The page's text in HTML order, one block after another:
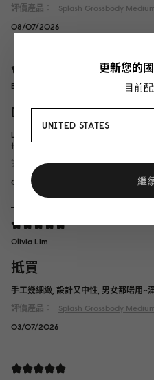
評價產品： Spläsh Crossbody
08/07/2026
Benhamida
Dommage
Le produit n'étais pas disponible
trouver une solution je
評價產品： Spläsh Crossbody
04/07/2026
Olivia Lim
抵買
手工幾細緻, 設計又中性, 男女都啱用~
評價產品：
Spläsh Crossbody
03/07/2026
更新您的
目前
UNITED STATES
繼